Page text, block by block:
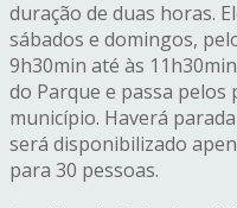
duração de duas horas.
sábados e domingos,
9h30min até às
do Parque e passa
município. Haverá
será disponibilizado
para 30 pessoas.